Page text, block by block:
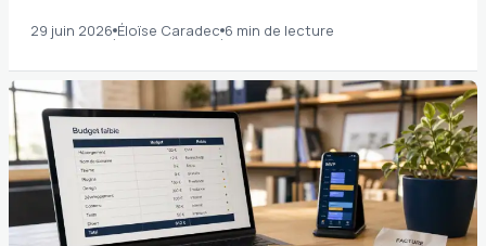
29 juin 2026·Éloïse Caradec·6 min de lecture